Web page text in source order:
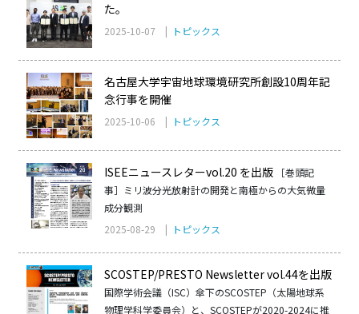
た。
2025-10-07 | トピックス
名古屋大学宇宙地球環境研究所創設10周年記
念行事を開催
2025-10-06 | トピックス
ISEEニュースレターvol.20 を出版
［巻頭記
事］ミリ波分光放射計の開発と南極からの大気微量
成分観測
2025-08-29 | トピックス
SCOSTEP/PRESTO Newsletter vol.44を出版
国際学術会議（ISC）傘下のSCOSTEP（太陽地球系
物理学科学委員会）と、SCOSTEPが2020-2024に推